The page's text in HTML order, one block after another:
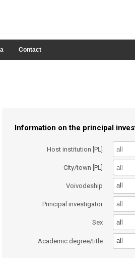
Contact
Information on the principal
Host institution [PL]
City/town [PL]
Voivodeship all
Principal investigator
Sex all
Academic degree/title all